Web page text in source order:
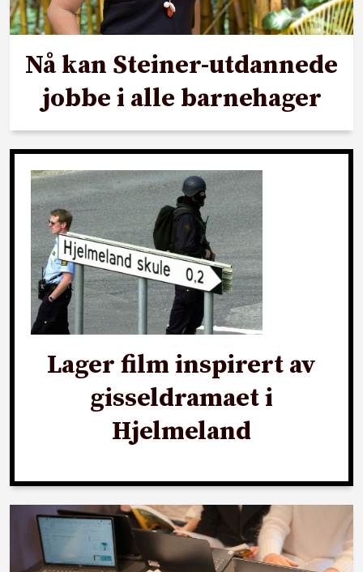
Nå kan Steiner-utdannede
jobbe i alle barnehager
Lager film inspirert av
gisseldramaet i
Hjelmeland